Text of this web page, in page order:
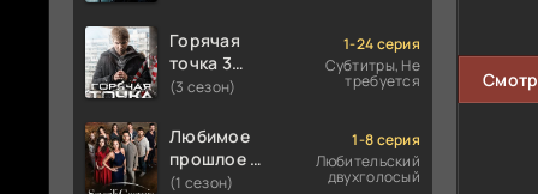
Горячая
точка 3
сезон
(3 сезон)
1-24 серия
Субтитры, Не
требуется
Любимое
прошлое 1
сезон
(1 сезон)
1-8 серия
Любительский
двухголосый